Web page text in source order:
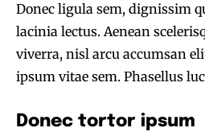
Donec ligula sem, dignissim
lacinia lectus. Aenean
viverra, nisl arcu accumsan
ipsum vitae sem. Phasellus
Donec tortor ipsum